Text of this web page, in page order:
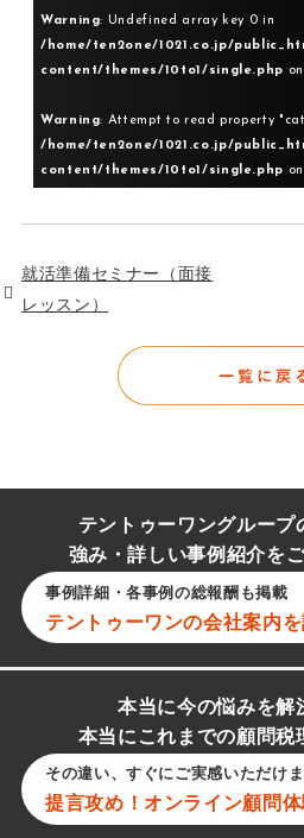
Warning: Undefined array key 0 in
/home/ten2one/1021.co.jp/
content/themes/10to1/single.php
Warning: Attempt to read property
/home/ten2one/1021.co.jp/
content/themes/10to1/single.php
就活準備セミナー（面接
レッスン）
テントゥーワングループ
強み・詳しい事例紹介を
事例詳細・各事例の総報酬も掲載
テントゥーワンの会社案内
本当に今の悩みを解
本当にこれまでの顧問税
その違い、すぐにご実感いただけ
提言攻め！オンライン顧問体